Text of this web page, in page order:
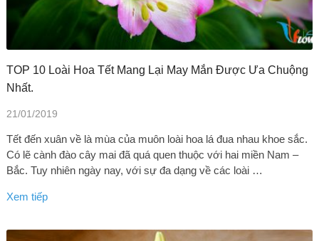
TOP 10 Loài Hoa Tết Mang Lại May Mắn Được Ưa Chuộng
Nhất.
21/01/2019
Tết đến xuân về là mùa của muôn loài hoa lá đua nhau khoe sắc.
Có lẽ cành đào cây mai đã quá quen thuộc với hai miền Nam –
Bắc. Tuy nhiên ngày nay, với sự đa dạng về các loài …
Xem tiếp